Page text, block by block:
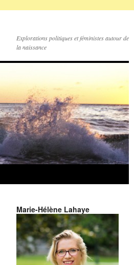
Explorations politiques et féministes autour de
la naissance
Marie-Hélène Lahaye